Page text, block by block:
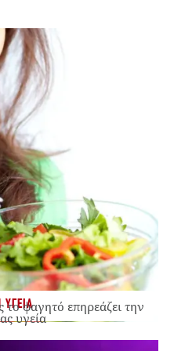
ΥΓΕΙΑφαγητό επηρεάζει την
υγεία